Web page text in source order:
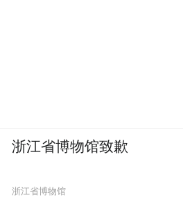
浙江省博物馆致歉
浙江省博物馆